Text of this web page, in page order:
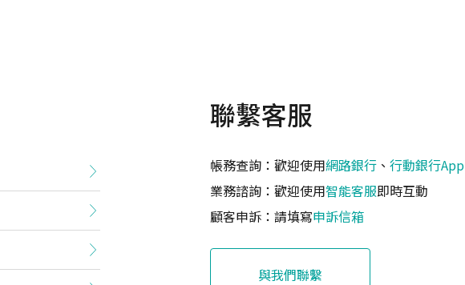
聯繫客服
帳務查詢：歡迎使用網路銀行 、 行動銀行App
業務諮詢：歡迎使用智能客服即時互動
顧客申訴：請填寫申訴信箱
與我們聯繫